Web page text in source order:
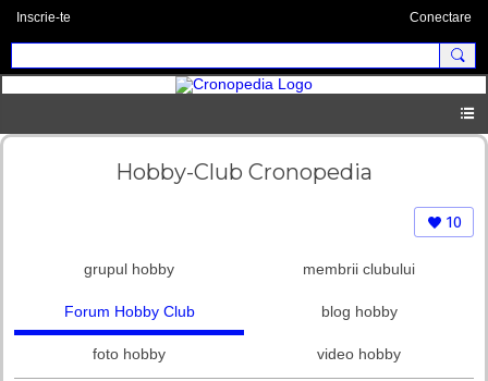
Inscrie-te Conectare
Hobby-Club Cronopedia
10
grupul hobby membrii clubului
Forum Hobby Club blog hobby
foto hobby video hobby